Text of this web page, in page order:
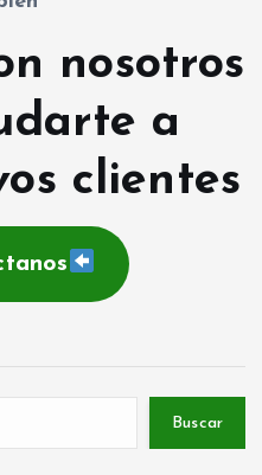
nosotros
a
clientes
Buscar